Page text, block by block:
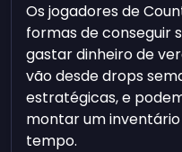
Os jogadores de
formas de conseguir
gastar dinheiro de
vão desde drops
estratégicas, e
montar um
tempo.